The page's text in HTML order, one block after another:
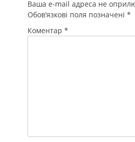
Ваша e-mail адреса не
Обов’язкові поля позначені *
Коментар *